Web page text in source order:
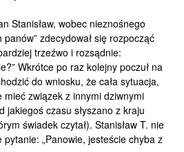
Stanisław, wobec nieznośnego
zdecydował się rozpocząć
trzeźwo i rozsądnie:
Wkrótce po raz kolejny poczuł na
do wniosku, że cała sytuacja,
mieć związek z innymi dziwnymi
jakiegoś czasu słyszano z kraju
świadek czytał). Stanisław T. nie
pytanie: „Panowie, jesteście chyba z